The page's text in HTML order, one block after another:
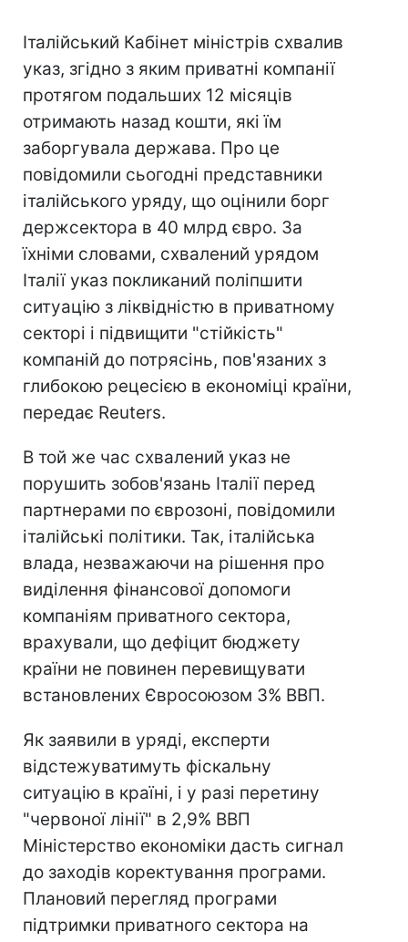
Італійський Кабінет міністрів схвалив
указ, згідно з яким приватні компанії
протягом подальших 12 місяців
отримають назад кошти, які їм
заборгувала держава. Про це
повідомили сьогодні представники
італійського уряду, що оцінили борг
держсектора в 40 млрд євро. За
їхніми словами, схвалений урядом
Італії указ покликаний поліпшити
ситуацію з ліквідністю в приватному
секторі і підвищити "стійкість"
компаній до потрясінь, пов'язаних з
глибокою рецесією в економіці країни,
передає Reuters.
В той же час схвалений указ не
порушить зобов'язань Італії перед
партнерами по єврозоні, повідомили
італійські політики. Так, італійська
влада, незважаючи на рішення про
виділення фінансової допомоги
компаніям приватного сектора,
врахували, що дефіцит бюджету
країни не повинен перевищувати
встановлених Євросоюзом 3% ВВП.
Як заявили в уряді, експерти
відстежуватимуть фіскальну
ситуацію в країні, і у разі перетину
"червоної лінії" в 2,9% ВВП
Міністерство економіки дасть сигнал
до заходів коректування програми.
Плановий перегляд програми
підтримки приватного сектора на